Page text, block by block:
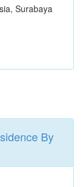
Surabaya
By